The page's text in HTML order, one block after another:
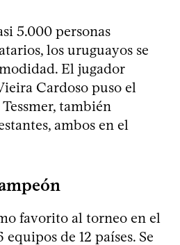
5.000 personas
los uruguayos se
El jugador
Cardoso puso el
también
ambos en el
favorito al torneo en el
de 12 países. Se